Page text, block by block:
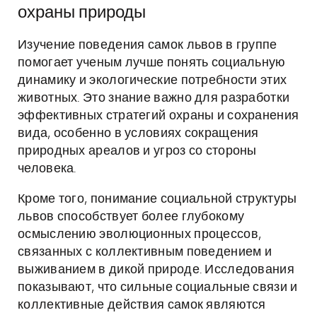
охраны природы
Изучение поведения самок львов в группе
помогает ученым лучше понять социальную
динамику и экологические потребности этих
животных. Это знание важно для разработки
эффективных стратегий охраны и сохранения
вида, особенно в условиях сокращения
природных ареалов и угроз со стороны
человека.
Кроме того, понимание социальной структуры
львов способствует более глубокому
осмыслению эволюционных процессов,
связанных с коллективным поведением и
выживанием в дикой природе. Исследования
показывают, что сильные социальные связи и
коллективные действия самок являются